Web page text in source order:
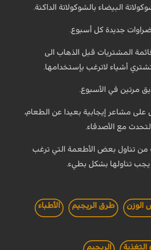
البيضاء بالشوكولاتة الداكنة.
جديدة كل أسبوع.
المشتريات قبل الذهاب الى
أشياء لاترغب بإستخدامها.
مرتين في الأسبوع.
مشاعر إيجابية بعيدا عن الطعام،
مع الأصدقاء.
من تناول بعض الأطعمة التي ترغب
يجب تناولها بشكل بطيء.
طرق الريجيم الأطباء
التغذية الريجيم